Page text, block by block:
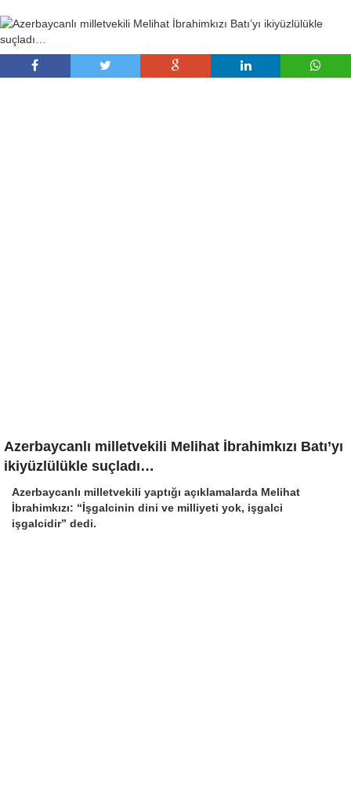
Azerbaycanlı milletvekili Melihat İbrahimkızı Batı’yı
ikiyüzlülükle suçladı…
Azerbaycanlı milletvekili yaptığı açıklamalarda Melihat
İbrahimkızı: “İşgalcinin dini ve milliyeti yok, işgalci
işgalcidir” dedi.